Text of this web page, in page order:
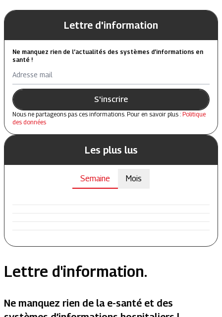
Lettre d'information
Ne manquez rien de l’actualités des systèmes d’informations en
santé !
Adresse mail
S'inscrire
Nous ne partageons pas ces informations. Pour en savoir plus : Politique
des données
Les plus lus
Semaine Mois
Lettre d'information.
Ne manquez rien de la e-santé et des